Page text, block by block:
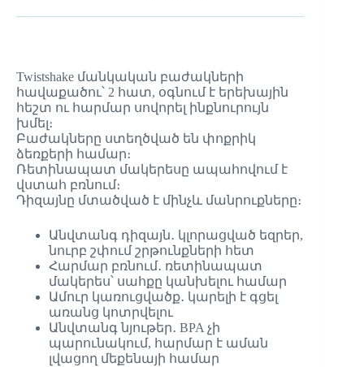
Twistshake մանկական բաժակների
հավաքածու՝ 2 հատ, օգնում է երեխային
հեշտ ու հարմար սովորել ինքնուրույն
խմել։
Բաժակները ստեղծված են փոքրիկ
ձեռքերի համար։
Ռետինապատ մակերեսը ապահովում է
վստահ բռնում։
Դիզայնը մտածված է մինչև մանրուքները։
Անվտանգ դիզայն․ կլորացված եզրեր,
նուրբ շփում շրթունքների հետ
Հարմար բռնում․ ռետինապատ
մակերես՝ սահքը կանխելու համար
Ամուր կառուցվածք․ կարելի է գցել
առանց կոտրվելու
Անվտանգ նյութեր․ BPA չի
պարունակում, հարմար է աման
լվացող մեքենայի համար